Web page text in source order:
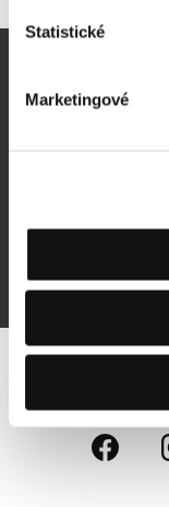
Statistické
Marketingové